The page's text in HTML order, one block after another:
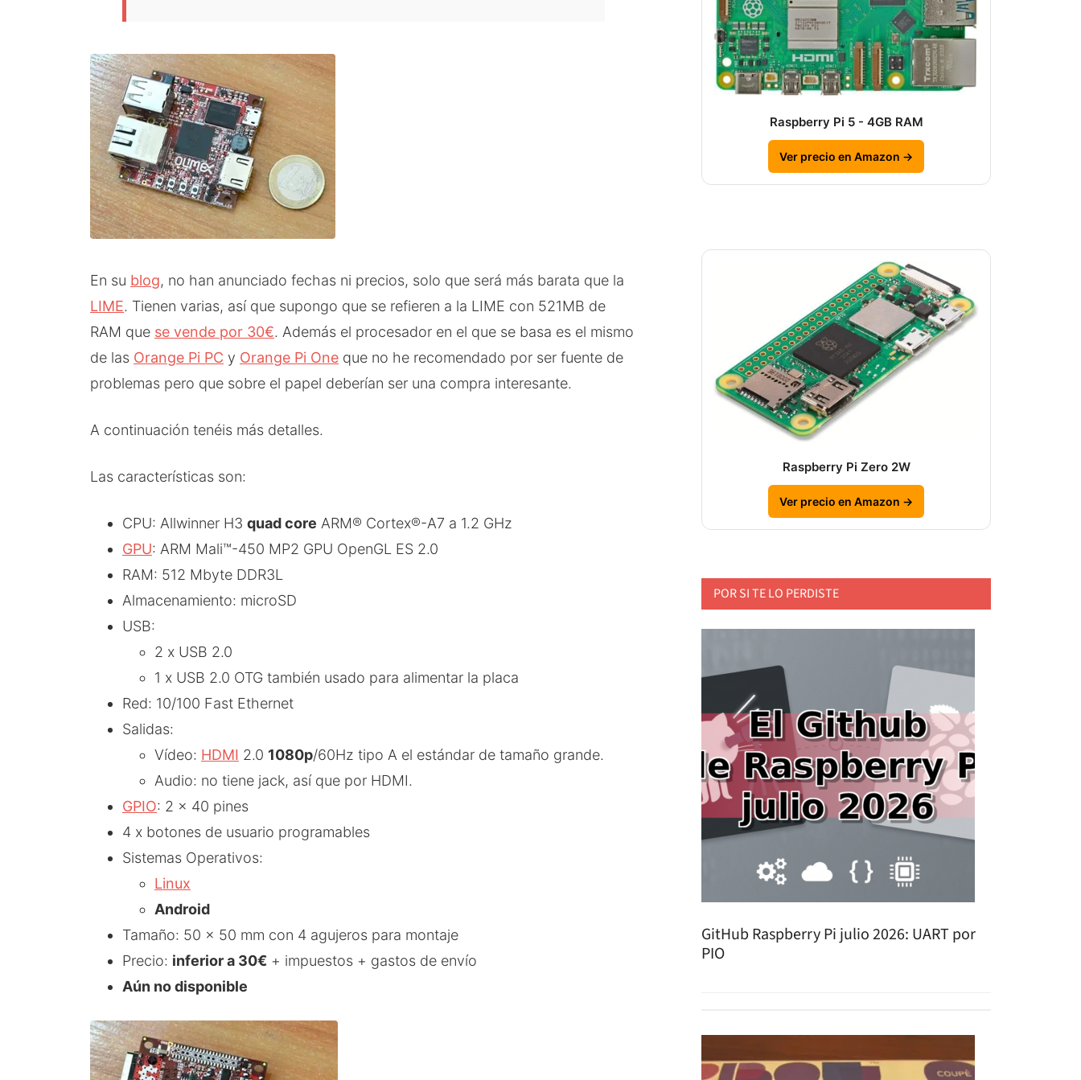
En su blog, no han anunciado fechas ni precios, solo que será más barata que la
LIME. Tienen varias, así que supongo que se refieren a la LIME con 521MB de
RAM que se vende por 30€. Además el procesador en el que se basa es el mismo
de las Orange Pi PC y Orange Pi One que no he recomendado por ser fuente de
problemas pero que sobre el papel deberían ser una compra interesante.
A continuación tenéis más detalles.
Las características son:
CPU: Allwinner H3 quad core ARM® Cortex®-A7 a 1.2 GHz
GPU: ARM Mali™-450 MP2 GPU OpenGL ES 2.0
RAM: 512 Mbyte DDR3L
Almacenamiento: microSD
USB:
2 x USB 2.0
1 x USB 2.0 OTG también usado para alimentar la placa
Red: 10/100 Fast Ethernet
Salidas:
Vídeo: HDMI 2.0 1080p/60Hz tipo A el estándar de tamaño grande.
Audio: no tiene jack, así que por HDMI.
GPIO: 2 x 40 pines
4 x botones de usuario programables
Sistemas Operativos:
Linux
Android
Tamaño: 50 x 50 mm con 4 agujeros para montaje
Precio: inferior a 30€ + impuestos + gastos de envío
Aún no disponible
Raspberry Pi 5 - 4GB RAM
Ver precio en Amazon →
Raspberry Pi Zero 2W
Ver precio en Amazon →
POR SI TE LO PERDISTE
GitHub Raspberry Pi julio 2026: UART por
PIO